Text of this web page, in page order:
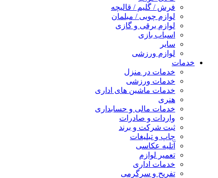
فرش / گلیم / قالیچه
لوازم چوبی / مبلمان
لوازم برقی و گازی
اسباب بازی
سایر
لوازم ورزشی
خدمات
خدمات در منزل
خدمات ورزشی
خدمات ماشین های اداری
هنری
خدمات مالی و حسابداری
واردات و صادرات
ثبت شرکت و برند
چاپ و تبلیغات
آتلیه عکاسی
تعمیر لوازم
خدمات اداری
تفریح و سرگرمی